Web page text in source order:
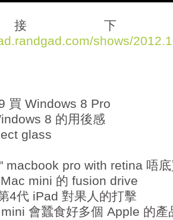
接
shows/
買 Windows 8 Pro
8 的用後感
glass
macbook pro with retina 唔
mini 的 fusion drive
4代 iPad 對果人的打擊
會蠶食好多個 Apple 的產